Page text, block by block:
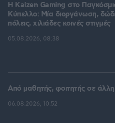
H Kaizen Gaming στο
Kύπελλο: Μία διοργάνωση,
πόλεις, χιλιάδες κοινές στιγμές
05.08.2026, 08:38
Από μαθητής, φοιτητής σε
06.08.2026, 10:52